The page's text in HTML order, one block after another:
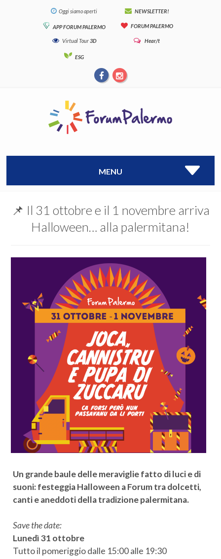
Oggi siamo aperti NEWSLETTER!
APP FORUM PALERMO FORUM PALERMO
Virtual Tour3D Hear/t
ESG
MENU
📌 Il 31 ottobre e il 1 novembre arriva
Halloween… alla palermitana!
Un grande baule delle meraviglie fatto di luci e di
suoni: festeggia Halloween a Forum tra dolcetti,
canti e aneddoti della tradizione palermitana.
Save the date:
Lunedì31 ottobre
Tutto il pomeriggio dalle 15:00 alle 19:30